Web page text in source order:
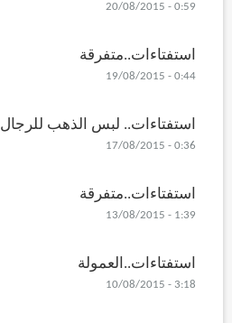
0:59 - 20/08/2015
استفتاءات..متفرقة
0:44 - 19/08/2015
استفتاءات.. لبس الذهب للرجال
0:36 - 17/08/2015
استفتاءات..متفرقة
1:39 - 13/08/2015
استفتاءات..العمولة
3:18 - 10/08/2015